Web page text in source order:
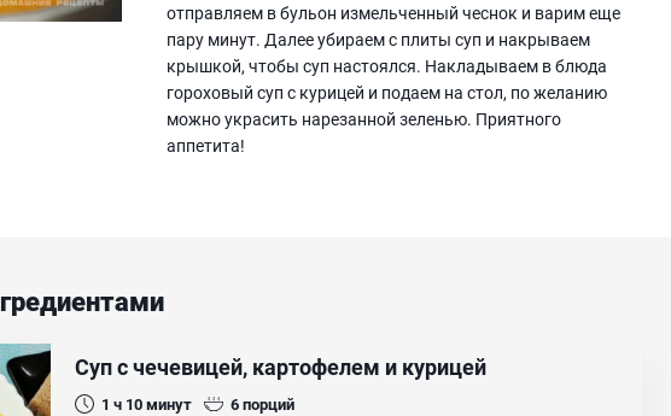
отправляем в бульон измельченный чеснок и варим еще
пару минут. Далее убираем с плиты суп и накрываем
крышкой, чтобы суп настоялся. Накладываем в блюда
гороховый суп с курицей и подаем на стол, по желанию
можно украсить нарезанной зеленью. Приятного
аппетита!
Суп с чечевицей, картофелем и курицей
1 ч 10минут 6порций